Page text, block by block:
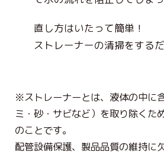
直し方はいたって簡単！
ストレーナーの清掃をする
※ストレーナーとは、液体の中に
ミ・砂・サビなど）を取り除くた
のことです。
配管設備保護、製品品質の維持に